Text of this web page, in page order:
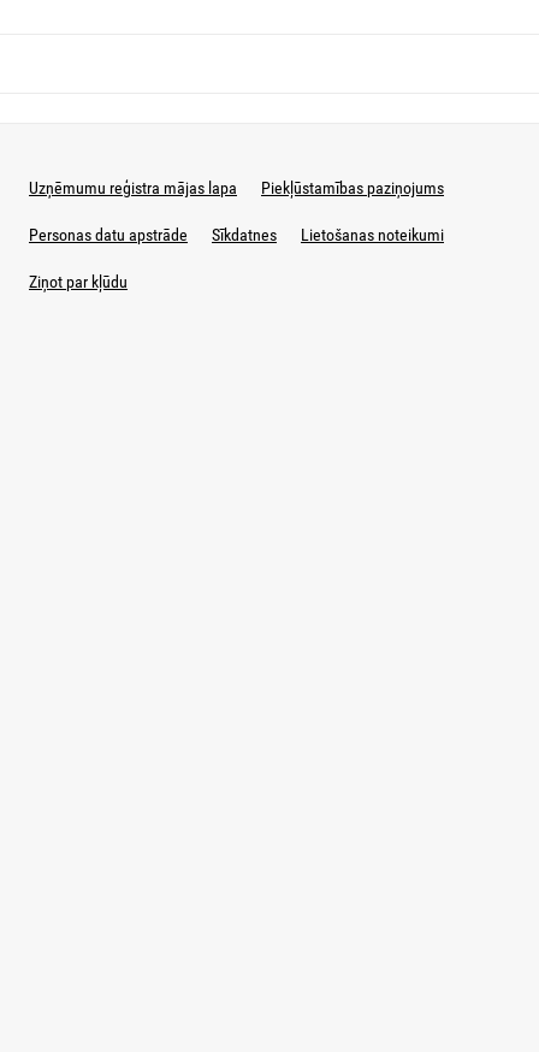
Uzņēmumu reģistra mājas lapa Piekļūstamības paziņojums
Personas datu apstrāde Sīkdatnes Lietošanas noteikumi
Ziņot par kļūdu